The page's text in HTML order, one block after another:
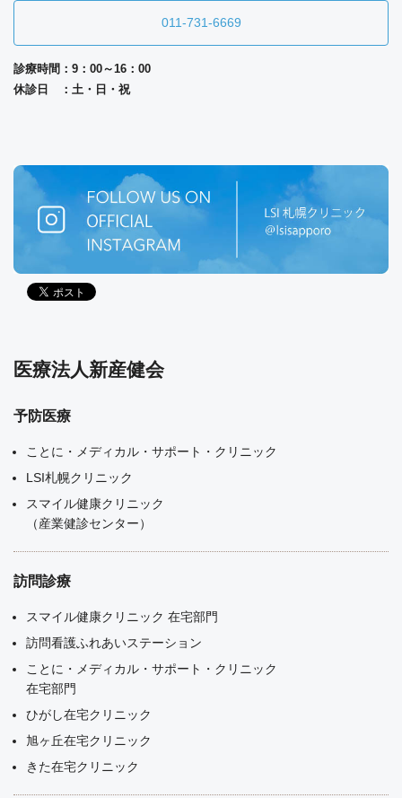
011-731-6669
診療時間：9：00～16：00
休診日 ：土・日・祝
医療法人新産健会
予防医療
ことに・メディカル・サポート・クリニック
LSI札幌クリニック
スマイル健康クリニック
（産業健診センター）
訪問診療
スマイル健康クリニック 在宅部門
訪問看護ふれあいステーション
ことに・メディカル・サポート・クリニック
在宅部門
ひがし在宅クリニック
旭ヶ丘在宅クリニック
きた在宅クリニック